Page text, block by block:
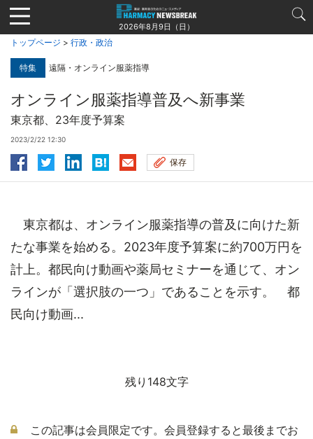
Jump
to
navigation
2026年8月9日（日）
トップページ > 行政・政治
特集 遠隔・オンライン服薬指導
オンライン服薬指導普及へ新事業
東京都、23年度予算案
2023/2/22 12:30
保存
東京都は、オンライン服薬指導の普及に向けた新
たな事業を始める。2023年度予算案に約700万円を
計上。都民向け動画や薬局セミナーを通じて、オン
ラインが「選択肢の一つ」であることを示す。 都
民向け動画...
残り148文字
この記事は会員限定です。会員登録すると最後までお